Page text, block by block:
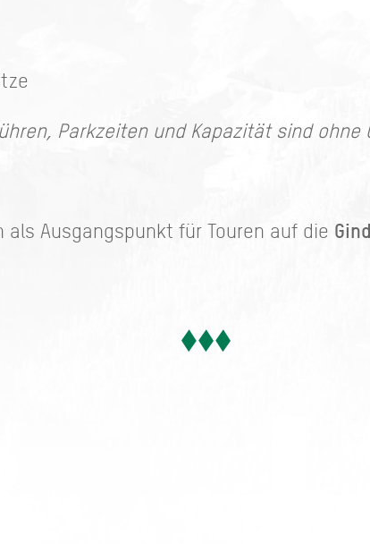
Parkzeiten und Kapazität sind ohne
als Ausgangspunkt für Touren auf die